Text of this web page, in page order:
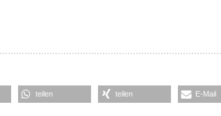
teilen teilen E-Mail